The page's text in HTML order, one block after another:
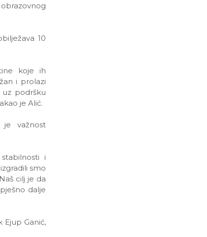
10
koje ih
i prolazi
podršku
je Alić.
je važnost
i
smo
cilj je da
dalje
Ejup Ganić,